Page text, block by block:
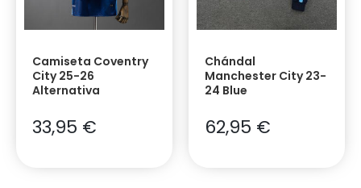
Camiseta Coventry
City 25-26
Alternativa
33,95 €
Chándal
Manchester City 23-
24 Blue
62,95 €